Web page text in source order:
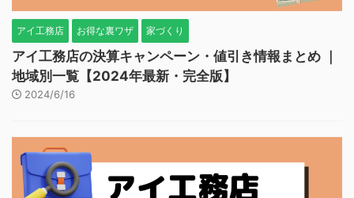
アイ工務店 お得な裏ワザ 家づくり
アイ工務店の決算キャンペーン・値引き情報まとめ ｜
地域別一覧【2024年最新・完全版】
2024/6/16